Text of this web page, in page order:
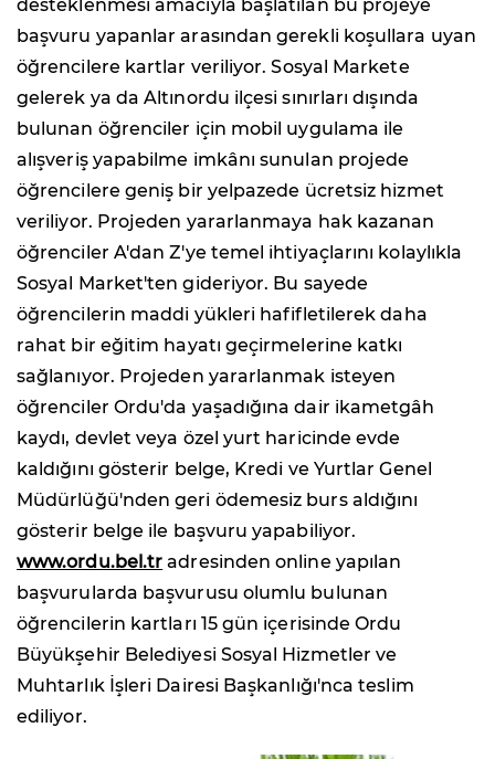
desteklenmesi amacıyla başlatılan bu projeye
başvuru yapanlar arasından gerekli koşullara uyan
öğrencilere kartlar veriliyor. Sosyal Markete
gelerek ya da Altınordu ilçesi sınırları dışında
bulunan öğrenciler için mobil uygulama ile
alışveriş yapabilme imkânı sunulan projede
öğrencilere geniş bir yelpazede ücretsiz hizmet
veriliyor. Projeden yararlanmaya hak kazanan
öğrenciler A'dan Z'ye temel ihtiyaçlarını kolaylıkla
Sosyal Market'ten gideriyor. Bu sayede
öğrencilerin maddi yükleri hafifletilerek daha
rahat bir eğitim hayatı geçirmelerine katkı
sağlanıyor. Projeden yararlanmak isteyen
öğrenciler Ordu'da yaşadığına dair ikametgâh
kaydı, devlet veya özel yurt haricinde evde
kaldığını gösterir belge, Kredi ve Yurtlar Genel
Müdürlüğü'nden geri ödemesiz burs aldığını
gösterir belge ile başvuru yapabiliyor.
www.ordu.bel.tr adresinden online yapılan
başvurularda başvurusu olumlu bulunan
öğrencilerin kartları 15 gün içerisinde Ordu
Büyükşehir Belediyesi Sosyal Hizmetler ve
Muhtarlık İşleri Dairesi Başkanlığı'nca teslim
ediliyor.